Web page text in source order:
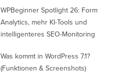
WPBeginner Spotlight 26: Form
Analytics, mehr KI-Tools und
intelligenteres SEO-Monitoring
Was kommt in WordPress 7.1?
(Funktionen & Screenshots)